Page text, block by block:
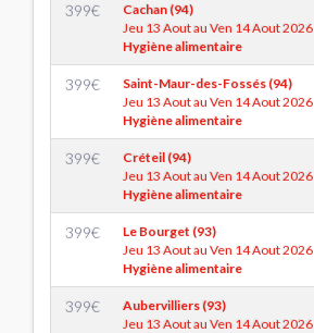
399€
Cachan (94)
Jeu 13 Aout au Ven 14 Aout 2026
Hygiène alimentaire
399€
Saint-Maur-des-Fossés (94)
Jeu 13 Aout au Ven 14 Aout 2026
Hygiène alimentaire
399€
Créteil (94)
Jeu 13 Aout au Ven 14 Aout 2026
Hygiène alimentaire
399€
Le Bourget (93)
Jeu 13 Aout au Ven 14 Aout 2026
Hygiène alimentaire
399€
Aubervilliers (93)
Jeu 13 Aout au Ven 14 Aout 2026